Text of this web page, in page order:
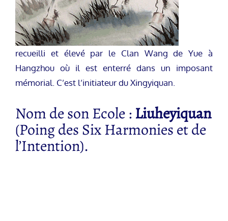
recueilli et élevé par le Clan Wang de Yue à
Hangzhou où il est enterré dans un imposant
mémorial. C’est l’initiateur du Xingyiquan.
Nom de son Ecole : Liuheyiquan
(Poing des Six Harmonies et de
l’Intention).